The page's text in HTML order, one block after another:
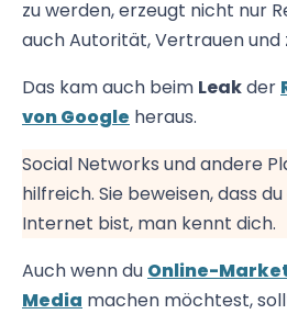
zu werden, erzeugt nicht nur
auch Autorität, Vertrauen und
Das kam auch beim Leakder
von Google heraus.
Social Networks und andere
hilfreich. Sie beweisen, dass
Internet bist, man kennt dich.
Auch wenn du Online-
Media machen möchtest,